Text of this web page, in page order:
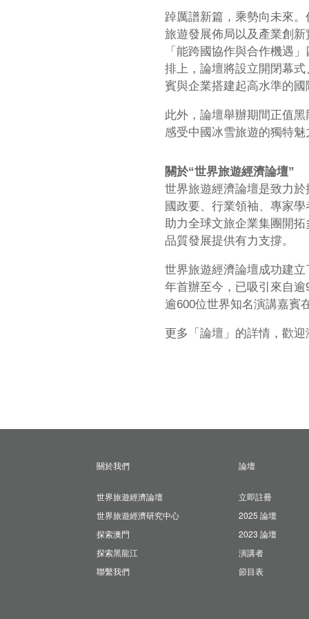
踔厲譜新篇，乘勢向未來
旅遊發展佈局以及產業創
「能跨國協作與合作機遇
排上，論壇將設立開閉幕
賓與企業搭建起高水準的
此外，論壇舉辦期間正值
感受中國冰雪旅遊的獨特
關於“世界旅遊經濟論壇”
世界旅遊經濟論壇是致力
國政要、行業領袖、專家
助力全球文旅企業集團開
品質發展提供有力支撐。
世界旅遊經濟論壇成功建
年首辦至今，已吸引來自
逾600位世界知名演講嘉賓
更多「論壇」的詳情，歡迎
關於我們
世界旅遊經濟論壇
世界旅遊經濟研究中心
探索澳門
探索黑龍江
聯繫我們
論壇
立即註冊
2025 論壇
2023 論壇
演講者
節目表